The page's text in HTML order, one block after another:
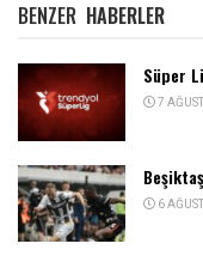
BENZER HABERLER
Süper
7
6